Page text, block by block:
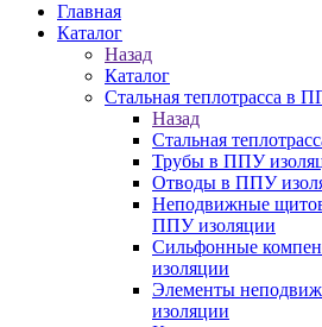
Главная
Каталог
Назад
Каталог
Стальная теплотрасса в
Назад
Стальная
Трубы в ППУ
Отводы в ППУ
Неподвижные
ППУ изоляции
Cильфонные
изоляции
Элементы
изоляции